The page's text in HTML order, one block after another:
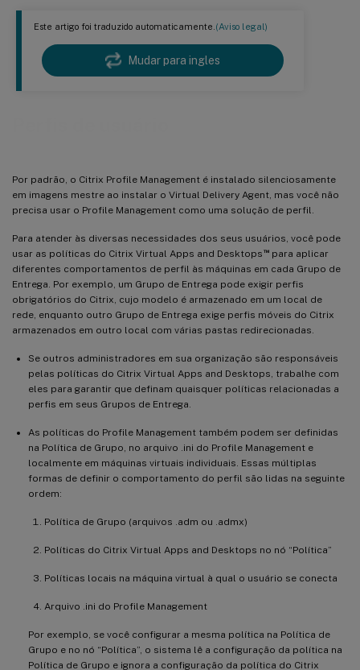
Este artigo foi traduzido automaticamente.(Aviso legal)
Mudar para ingles
Por padrão, o Citrix Profile Management é instalado silenciosamente
em imagens mestre ao instalar o Virtual Delivery Agent, mas você não
precisa usar o Profile Management como uma solução de perfil.
Para atender às diversas necessidades dos seus usuários, você pode
usar as políticas do Citrix Virtual Apps and Desktops ™para aplicar
diferentes comportamentos de perfil às máquinas em cada Grupo de
Entrega. Por exemplo, um Grupo de Entrega pode exigir perfis
obrigatórios do Citrix, cujo modelo é armazenado em um local de
rede, enquanto outro Grupo de Entrega exige perfis móveis do Citrix
armazenados em outro local com várias pastas redirecionadas.
Se outros administradores em sua organização são responsáveis
pelas políticas do Citrix Virtual Apps and Desktops, trabalhe com
eles para garantir que definam quaisquer políticas relacionadas a
perfis em seus Grupos de Entrega.
As políticas do Profile Management também podem ser definidas
na Política de Grupo, no arquivo .ini do Profile Management e
localmente em máquinas virtuais individuais. Essas múltiplas
formas de definir o comportamento do perfil são lidas na seguinte
ordem:
Política de Grupo (arquivos .adm ou .admx)
Políticas do Citrix Virtual Apps and Desktops no nó “Política”
Políticas locais na máquina virtual à qual o usuário se conecta
Arquivo .ini do Profile Management
Por exemplo, se você configurar a mesma política na Política de
Grupo e no nó “Política”, o sistema lê a configuração da política na
Política de Grupo e ignora a configuração da política do Citrix